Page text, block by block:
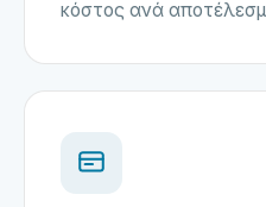
κόστος ανά